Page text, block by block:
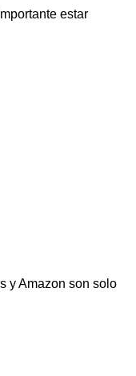
estar
y Amazon son solo